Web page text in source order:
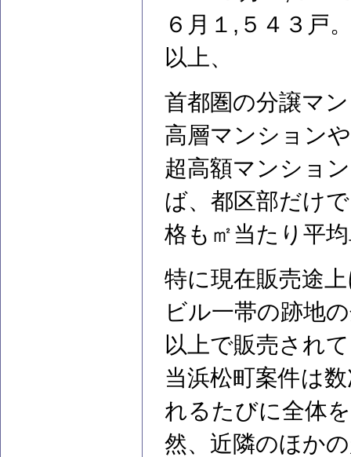
６月１,５４３戸
以上、
首都圏の分譲マ
高層マンション
超高額マンショ
ば、都区部だけ
格も㎡当たり平
特に現在販売途
ビル一帯の跡地
以上で販売され
当浜松町案件は
れるたびに全体
然、近隣のほか